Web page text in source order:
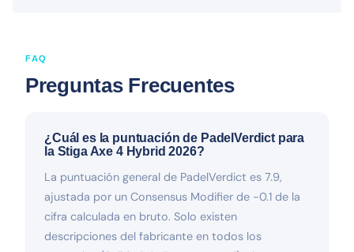
FAQ
Preguntas Frecuentes
¿Cuál es la puntuación de PadelVerdict para
la Stiga Axe 4 Hybrid 2026?
La puntuación general de PadelVerdict es 7.9,
ajustada por un Consensus Modifier de -0.1 de la
cifra calculada en bruto. Solo existen
descripciones del fabricante en todos los